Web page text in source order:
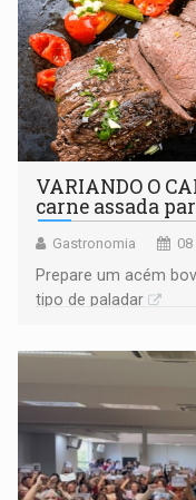
VARIANDO O
carne assada
Gastronomia
Prepare um acém
tipo de paladar